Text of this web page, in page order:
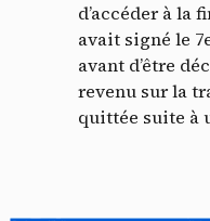
d’accéder à la
avait signé le
avant d’être
revenu sur la
quittée suite à